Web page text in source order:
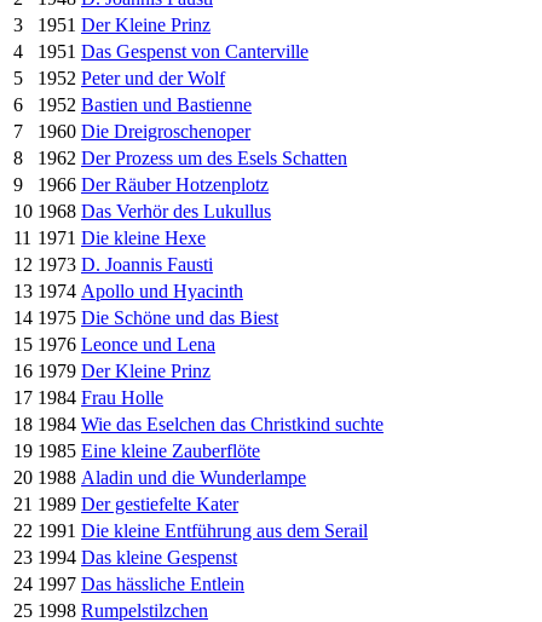
3
1951 Der Kleine Prinz
4
1951 Das Gespenst von Canterville
5
1952 Peter und der Wolf
6
1952 Bastien und Bastienne
7
1960 Die Dreigroschenoper
8
1962 Der Prozess um des Esels Schatten
9
1966 Der Räuber Hotzenplotz
10 1968 Das Verhör des Lukullus
11 1971 Die kleine Hexe
12 1973 D. Joannis Fausti
13 1974 Apollo und Hyacinth
14 1975 Die Schöne und das Biest
15 1976 Leonce und Lena
16 1979 Der Kleine Prinz
17 1984 Frau Holle
18 1984 Wie das Eselchen das Christkind suchte
19 1985 Eine kleine Zauberflöte
20 1988 Aladin und die Wunderlampe
21 1989 Der gestiefelte Kater
22 1991 Die kleine Entführung aus dem Serail
23 1994 Das kleine Gespenst
24 1997 Das hässliche Entlein
25 1998 Rumpelstilzchen